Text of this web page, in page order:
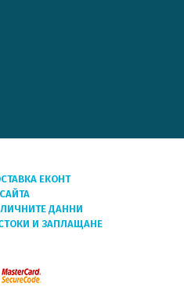
ЕКОНТ
ДАННИ
И ЗАПЛАЩАНЕ